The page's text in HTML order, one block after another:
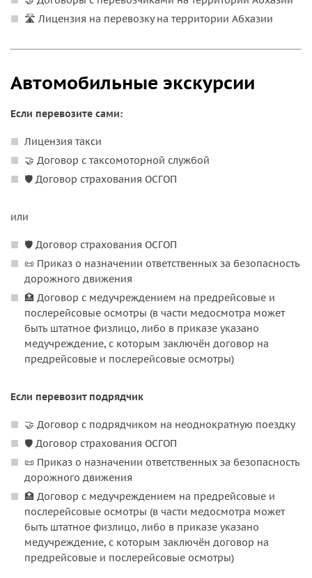
🛣️ Лицензия на перевозку на территории Абхазии
Автомобильные экскурсии
Если перевозите сами:
Лицензия такси
🤝 Договор с таксомоторной службой
🛡️ Договор страхования ОСГОП
или
🛡️ Договор страхования ОСГОП
📜 Приказ о назначении ответственных за безопасность
дорожного движения
🏥 Договор с медучреждением на предрейсовые и
послерейсовые осмотры (в части медосмотра может
быть штатное физлицо, либо в приказе указано
медучреждение, с которым заключён договор на
предрейсовые и послерейсовые осмотры)
Если перевозит подрядчик
🤝 Договор с подрядчиком на неоднократную поездку
🛡️ Договор страхования ОСГОП
📜 Приказ о назначении ответственных за безопасность
дорожного движения
🏥 Договор с медучреждением на предрейсовые и
послерейсовые осмотры (в части медосмотра может
быть штатное физлицо, либо в приказе указано
медучреждение, с которым заключён договор на
предрейсовые и послерейсовые осмотры)